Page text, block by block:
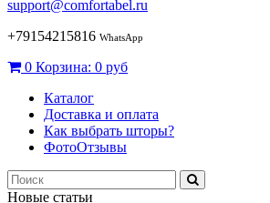
support@comfortabel.ru
+79154215816 WhatsApp
0 Корзина: 0 руб
Каталог
Доставка и оплата
Как выбрать шторы?
ФотоОтзывы
Новые статьи